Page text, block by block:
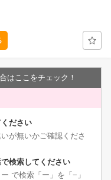
はここをチェック！
ださい
が無いかご確認くださ
検索してください
で検索「ー」を「−」